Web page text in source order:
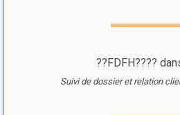
??FDFH????
Suivi de dossier et relation